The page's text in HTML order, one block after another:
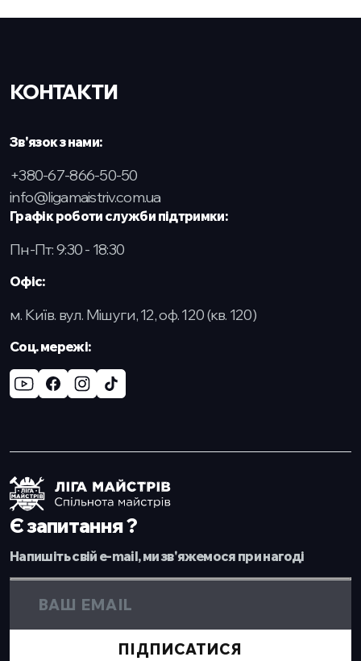
КОНТАКТИ
Зв'язок з нами:
+380-67-866-50-50
info@ligamaistriv.com.ua
Графік роботи служби підтримки:
Пн-Пт: 9:30 - 18:30
Офіс:
м. Київ. вул. Мішуги, 12, оф. 120 (кв. 120)
Cоц. мережі:
Є запитання ?
Напишіть свій e-mail, ми зв'яжемося при нагоді
ПІДПИСАТИСЯ